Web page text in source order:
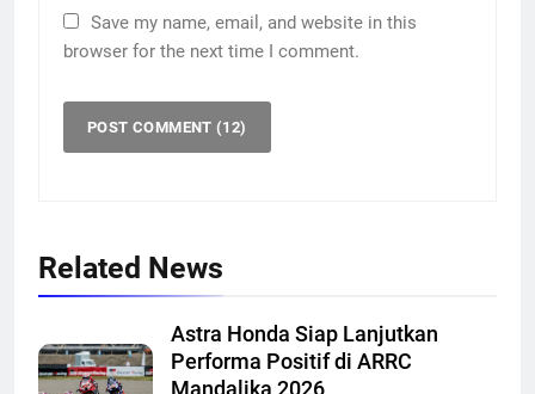
Save my name, email, and website in this
browser for the next time I comment.
Related News
Astra Honda Siap Lanjutkan
Performa Positif di ARRC
Mandalika 2026